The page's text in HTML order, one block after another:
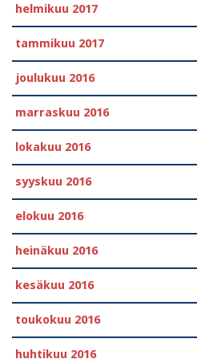
helmikuu 2017
tammikuu 2017
joulukuu 2016
marraskuu 2016
lokakuu 2016
syyskuu 2016
elokuu 2016
heinäkuu 2016
kesäkuu 2016
toukokuu 2016
huhtikuu 2016